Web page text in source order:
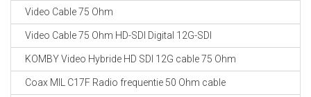
Video Cable 75 Ohm
Video Cable 75 Ohm HD-SDI Digital 12G-SDI
KOMBY Video Hybride HD SDI 12G cable 75 Ohm
Coax MIL C17F Radio frequentie 50 Ohm cable